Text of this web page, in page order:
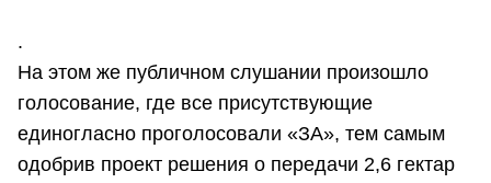
.
На этом же публичном слушании произошло
голосование, где все присутствующие
единогласно проголосовали «ЗА», тем самым
одобрив проект решения о передачи 2,6 гектар